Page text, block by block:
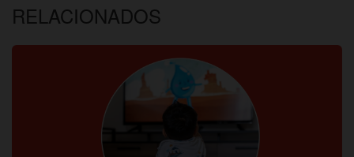
RELACIONADOS